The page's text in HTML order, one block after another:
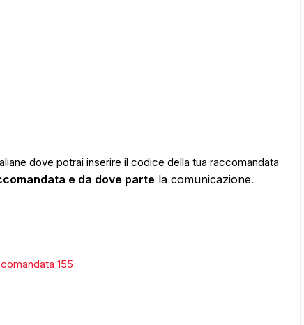
dove potrai inserire il codice della tua raccomandata
e da dove parte la comunicazione.
155